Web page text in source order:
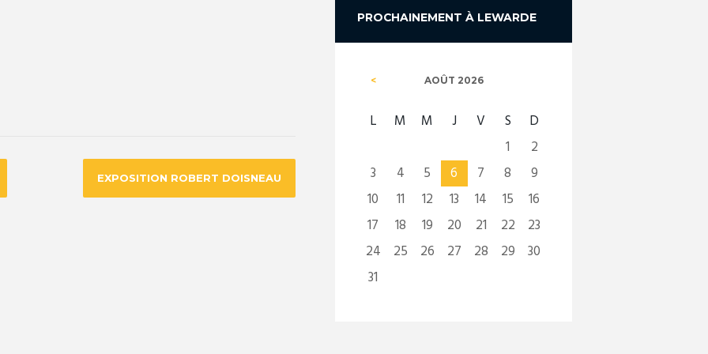
EXPOSITION ROBERT DOISNEAU
PROCHAINEMENT À LEWARDE
AOÛT 2026
L M M J V S
D
1
2
3
4 5 6 7 8
9
10
11 12 13 14 15
16
17
18 19 20 21 22
23
24
25 26 27 28 29
30
31